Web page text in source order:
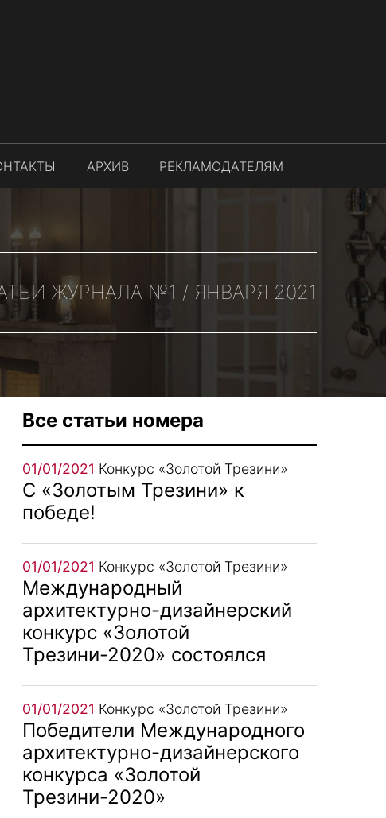
АРХИВ РЕКЛАМОДАТЕЛЯМ
ЖУРНАЛА №1 / ЯНВАРЯ 2021
Все статьи номера
01/01/2021 Конкурс «Золотой Трезини»
С «Золотым Трезини» к
победе!
01/01/2021 Конкурс «Золотой Трезини»
Международный
архитектурно-дизайнерский
конкурс «Золотой
Трезини-2020» состоялся
01/01/2021 Конкурс «Золотой Трезини»
Победители Международного
архитектурно-дизайнерского
конкурса «Золотой
Трезини-2020»